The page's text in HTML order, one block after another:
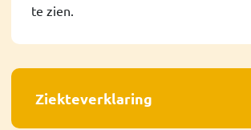
te zien.
Ziekteverklaring